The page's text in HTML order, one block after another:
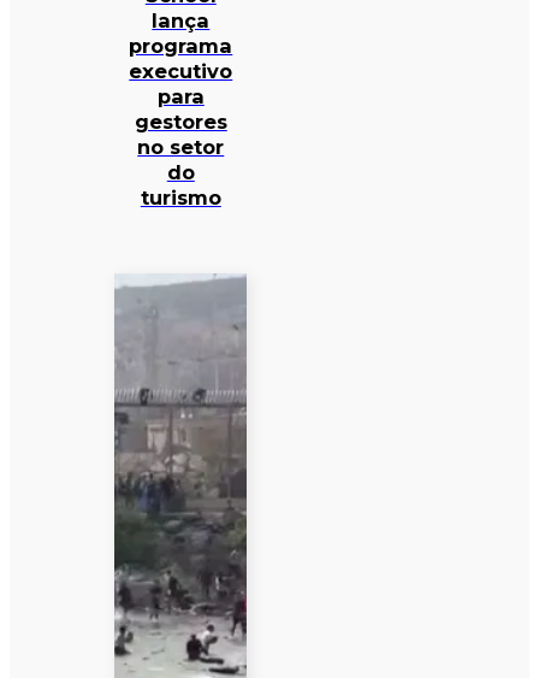
lança
programa
executivo
para
gestores
no setor
do
turismo